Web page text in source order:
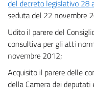
del decreto legislativo 28
seduta del 22 novembre
Udito il parere del
consultiva per gli atti
novembre 2012;
Acquisito il parere delle
della Camera dei deputati